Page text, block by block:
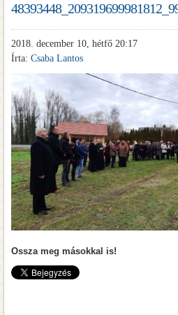
2018. december 10, hétfő 20:17
Írta: Csaba Lantos
Ossza meg másokkal is!